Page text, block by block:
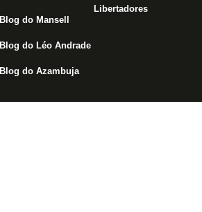
Blog do Mansell
Blog do Léo Andrade
Blog do Azambuja
Libertadores